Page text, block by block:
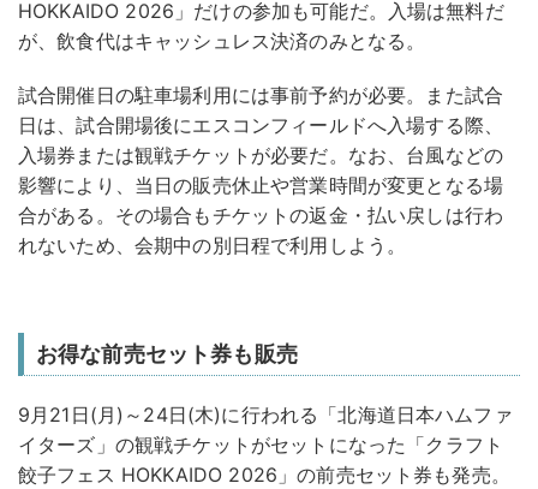
HOKKAIDO 2026」だけの参加も可能だ。入場は無料だ
が、飲食代はキャッシュレス決済のみとなる。
試合開催日の駐車場利用には事前予約が必要。また試合
日は、試合開場後にエスコンフィールドへ入場する際、
入場券または観戦チケットが必要だ。なお、台風などの
影響により、当日の販売休止や営業時間が変更となる場
合がある。その場合もチケットの返金・払い戻しは行わ
れないため、会期中の別日程で利用しよう。
お得な前売セット券も販売
9月21日(月)～24日(木)に行われる「北海道日本ハムファ
イターズ」の観戦チケットがセットになった「クラフト
餃子フェス HOKKAIDO 2026」の前売セット券も発売。